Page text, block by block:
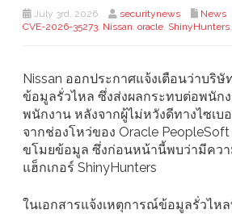
July 3rd, 2026 securitynews News
CVE-2026-35273, Nissan, oracle, ShinyHunters,
Nissan ออกประกาศแจ้งเตือนว่าบริ
ข้อมูลรั่วไหล ซึ่งส่งผลกระทบต่อพนัก
พนักงาน หลังจากผู้ไม่หวังดีทางไซเบ
จากช่องโหว่ของ Oracle
ขโมยข้อมูล ซึ่งก่อนหน้านี้พบว่ามีควา
แฮ็กเกอร์ ShinyHunters
ในเอกสารแจ้งเหตุการณ์ข้อมูลรั่วไห